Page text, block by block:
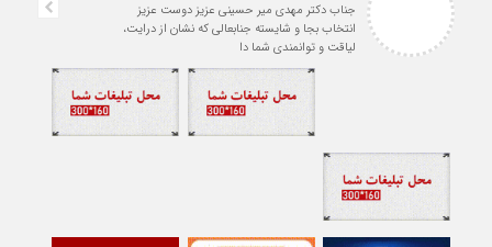
جناب دکتر مهدی میر حسینی عزیز دوست عزیز
انتخاب بجا و شایسته جنابعالی که نشان از درایت،
لیاقت و توانمندی شما دا